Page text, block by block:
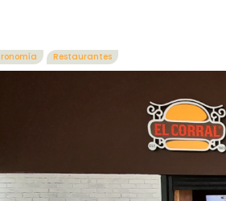
Restaurantes